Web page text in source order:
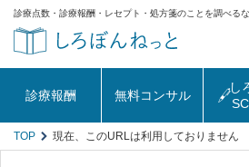
診療点数・診療報酬・レセプト・処方箋のことを調べる
診療報酬 無料コンサル
し
TOP 現在、このURLは利用しておりません